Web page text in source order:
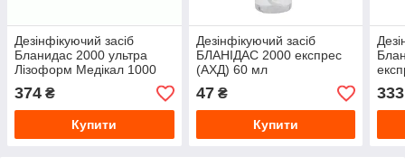
Дезінфікуючий засіб
Бланидас 2000 ультра
Лізоформ Медікал 1000
мл
374 ₴
Купити
Дезінфікуючий засіб
БЛАНІДАС 2000 експрес
(АХД) 60 мл
47₴
Купити
333